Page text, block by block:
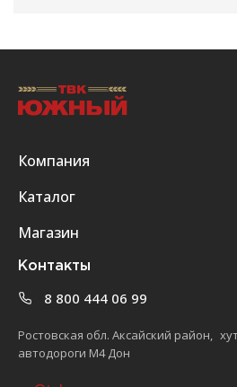
Компания
Каталог
Магазин
Контакты
8 800 444 06 99
Ростовская обл. Аксайский район,
автодороги М4 Дон